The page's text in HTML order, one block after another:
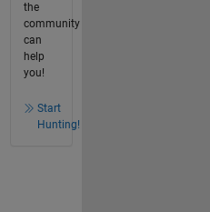
the
community
can
help
you!
Start
Hunting!